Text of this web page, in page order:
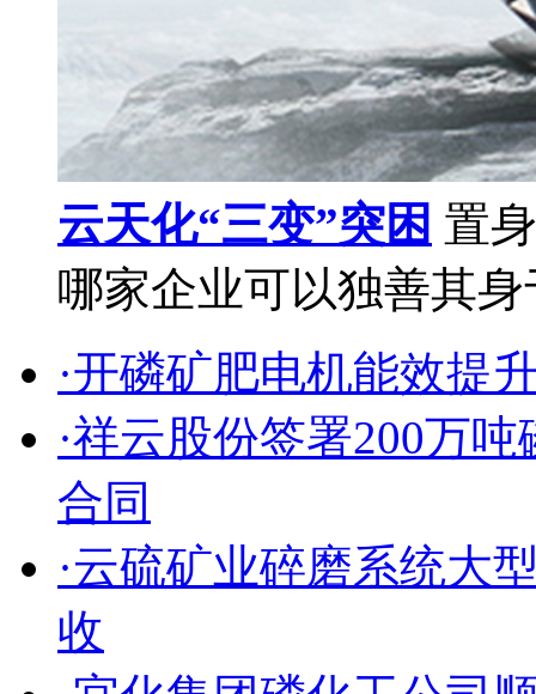
云天化“三变”突困 置
哪家企业可以独善其
·开磷矿肥电机能效提
·祥云股份签署200万
合同
·云硫矿业碎磨系统大
收